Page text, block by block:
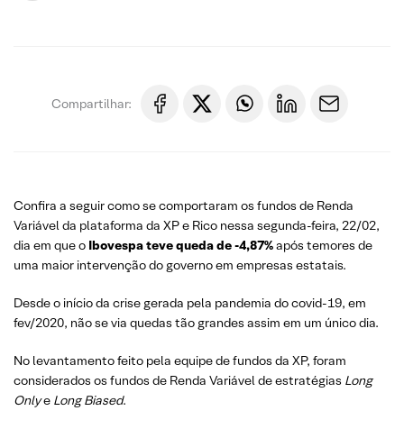
Compartilhar:
Confira a seguir como se comportaram os fundos de Renda
Variável da plataforma da XP e Rico nessa segunda-feira, 22/02,
dia em que o Ibovespa teve queda de -4,87%após temores de
uma maior intervenção do governo em empresas estatais.
Desde o início da crise gerada pela pandemia do covid-19, em
fev/2020, não se via quedas tão grandes assim em um único dia.
No levantamento feito pela equipe de fundos da XP, foram
considerados os fundos de Renda Variável de estratégias Long
Onlye Long Biased.